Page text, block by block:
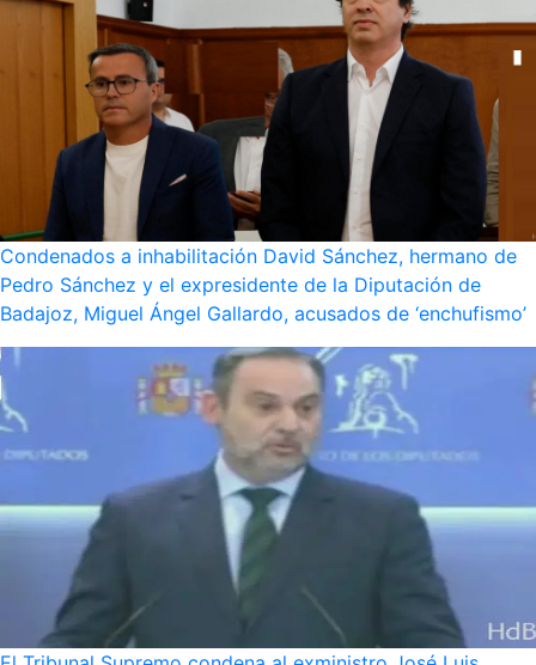
Condenados a inhabilitación David Sánchez, hermano de
Pedro Sánchez y el expresidente de la Diputación de
Badajoz, Miguel Ángel Gallardo, acusados de ‘enchufismo’